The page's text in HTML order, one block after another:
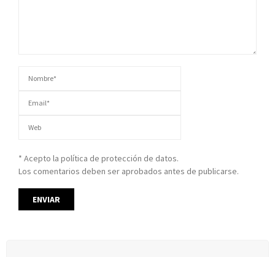
* Acepto la política de protección de datos.
Los comentarios deben ser aprobados antes de publicarse.